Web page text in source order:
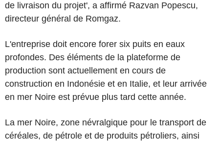
de livraison du projet', a affirmé Razvan Popescu,
directeur général de Romgaz.
L'entreprise doit encore forer six puits en eaux
profondes. Des éléments de la plateforme de
production sont actuellement en cours de
construction en Indonésie et en Italie, et leur arrivée
en mer Noire est prévue plus tard cette année.
La mer Noire, zone névralgique pour le transport de
céréales, de pétrole et de produits pétroliers, ainsi